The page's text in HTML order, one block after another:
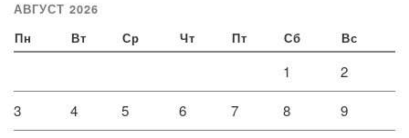
АВГУСТ 2026
Пн Вт Ср Чт Пт Сб Вс
1 2
3 4 5 6 7 8 9